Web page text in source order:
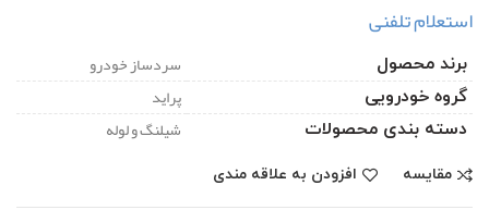
استعلام تلفنی
برند محصول سردساز خودرو
گروه خودرویی پراید
دسته بندی محصولات شیلنگ و لوله
مقایسه افزودن به علاقه مندی